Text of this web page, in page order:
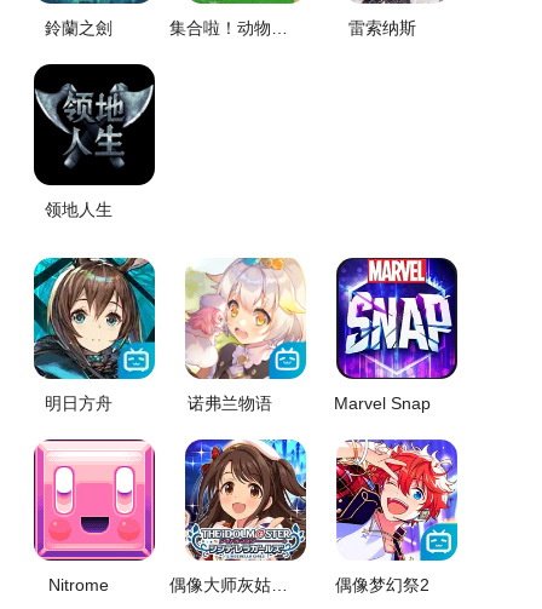
鈴蘭之劍 集合啦！动物森友会！ 雷索纳斯
领地人生
明日方舟 诺弗兰物语 Marvel Snap
Nitrome 偶像大师灰姑娘女孩 偶像梦幻祭2